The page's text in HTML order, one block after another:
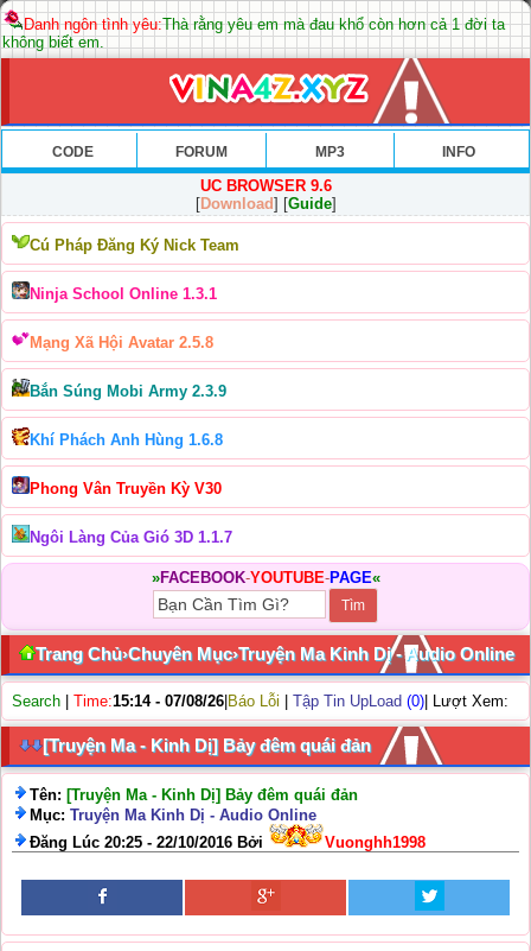
Danh ngôn tình yêu:Thà rằng yêu em mà đau khổ còn hơn cả 1 đời ta
không biết em.
CODE FORUM MP3 INFO
UC BROWSER 9.6
[Download] [Guide]
Cú Pháp Đăng Ký Nick Team
Ninja School Online 1.3.1
Mạng Xã Hội Avatar 2.5.8
Bắn Súng Mobi Army 2.3.9
Khí Phách Anh Hùng 1.6.8
Phong Vân Truyền Kỳ V30
Ngôi Làng Của Gió 3D 1.1.7
»FACEBOOK-YOUTUBE-PAGE«
Trang Chủ›Chuyên Mục›Truyện Ma Kinh Dị - Audio Online
Search Time:15:14 - 07/08/26 Báo Lỗi Tập Tin UpLoad (0) | Lượt Xem:
[Truyện Ma - Kinh Dị] Bảy đêm quái đản
Tên: [Truyện Ma - Kinh Dị] Bảy đêm quái đản
Mục: Truyện Ma Kinh Dị - Audio Online
Đăng Lúc 20:25 - 22/10/2016 Bởi
Vuonghh1998